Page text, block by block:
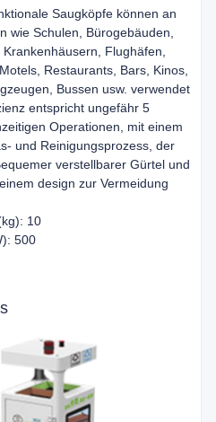
Saugköpfe können an
wie Schulen, Bürogebäuden,
Flughäfen,
Restaurants, Bars, Kinos,
Bussen usw. verwendet
entspricht ungefähr 5
Operationen, mit einem
und Reinigungsprozess, der
verstellbarer Gürtel und
design zur Vermeidung
10
500